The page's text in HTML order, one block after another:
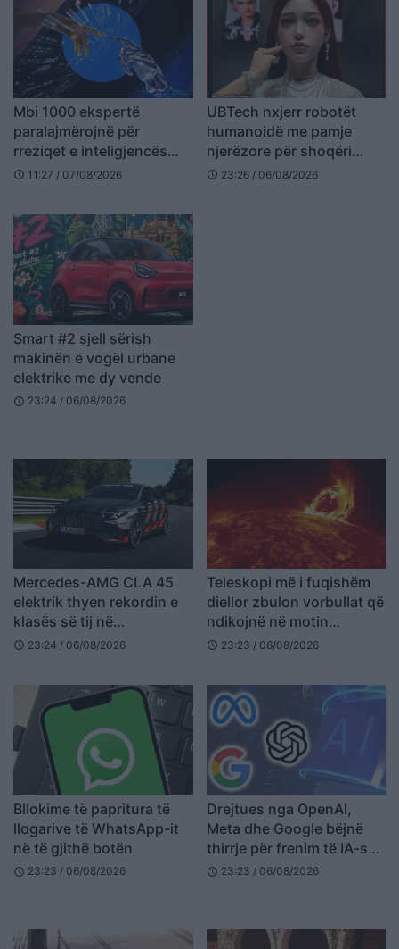
Mbi 1000 ekspertë
paralajmërojnë për
rreziqet e inteligjencës
artificiale: Kërkohet
schedule 11:27 / 07/08/2026
UBTech nxjerr robotët
humanoidë me pamje
njerëzore për shoqëri
afatgjatë
schedule 23:26 / 06/08/2026
Smart #2 sjell sërish
makinën e vogël urbane
elektrike me dy vende
schedule 23:24 / 06/08/2026
Mercedes-AMG CLA 45
elektrik thyen rekordin e
klasës së tij në
Nürburgring
schedule 23:24 / 06/08/2026
Teleskopi më i fuqishëm
diellor zbulon vorbullat që
ndikojnë në motin
hapësinor dhe Tokë
schedule 23:23 / 06/08/2026
Bllokime të papritura të
llogarive të WhatsApp-it
në të gjithë botën
schedule 23:23 / 06/08/2026
Drejtues nga OpenAI,
Meta dhe Google bëjnë
thirrje për frenim të IA-së:
“Mund të dalë jashtë
schedule 23:23 / 06/08/2026